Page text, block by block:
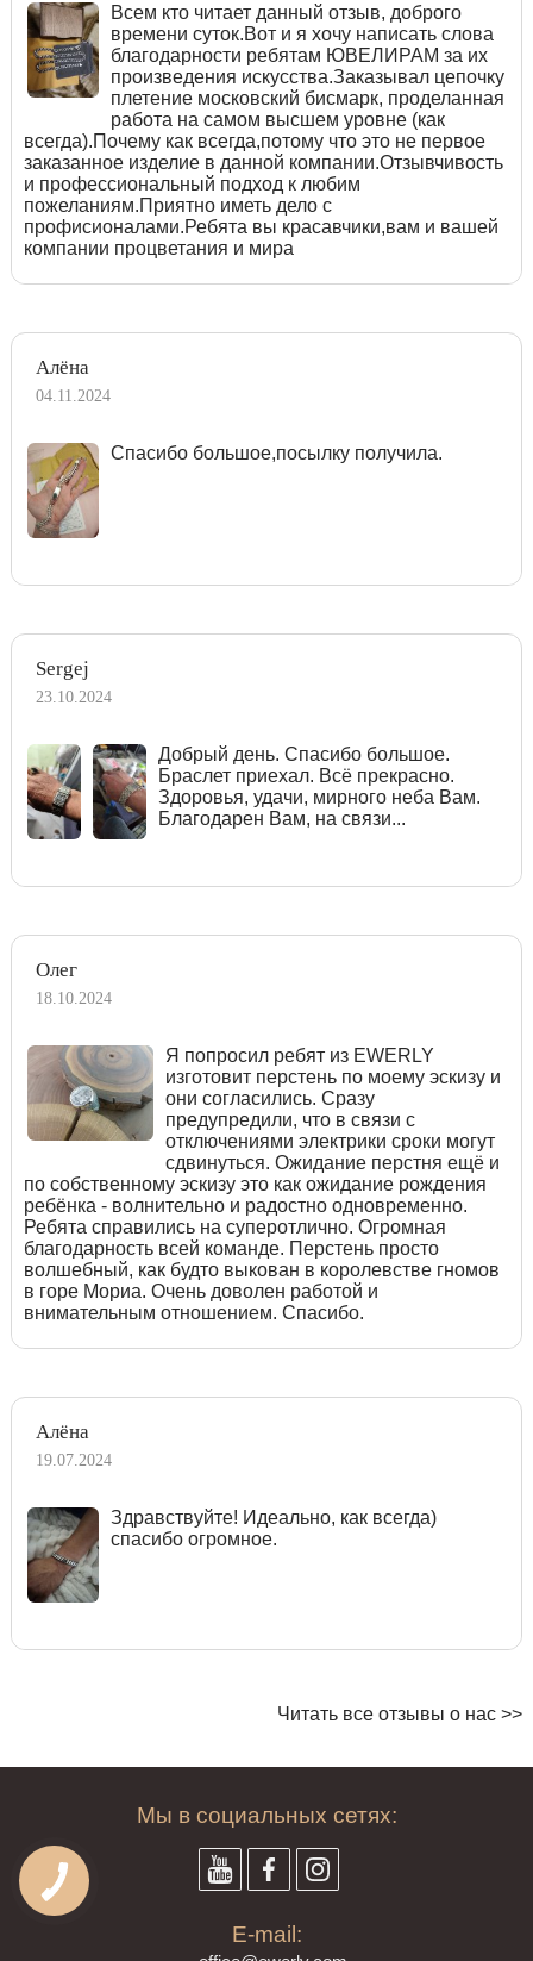
Всем кто читает данный отзыв, доброго
времени суток.Вот и я хочу написать слова
благодарности ребятам ЮВЕЛИРАМ за их
произведения искусства.Заказывал цепочку
плетение московский бисмарк, проделанная
работа на самом высшем уровне (как
всегда).Почему как всегда,потому что это не первое
заказанное изделие в данной компании.Отзывчивость
и профессиональный подход к любим
пожеланиям.Приятно иметь дело с
профисионалами.Ребята вы красавчики,вам и вашей
компании процветания и мира
Алёна
04.11.2024
Спасибо большое,посылку получила.
Sergej
23.10.2024
Добрый день. Спасибо большое.
Браслет приехал. Всё прекрасно.
Здоровья, удачи, мирного неба Вам.
Благодарен Вам, на связи...
Олег
18.10.2024
Я попросил ребят из EWERLY
изготовит перстень по моему эскизу и
они согласились. Сразу
предупредили, что в связи с
отключениями электрики сроки могут
сдвинуться. Ожидание перстня ещё и
по собственному эскизу это как ожидание рождения
ребёнка - волнительно и радостно одновременно.
Ребята справились на суперотлично. Огромная
благодарность всей команде. Перстень просто
волшебный, как будто выкован в королевстве гномов
в горе Мориа. Очень доволен работой и
внимательным отношением. Спасибо.
Алёна
19.07.2024
Здравствуйте! Идеально, как всегда)
спасибо огромное.
Читать все отзывы о нас >>
Мы в социальных сетях:
E-mail: